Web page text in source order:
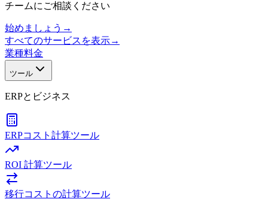
チームにご相談ください
始めましょう →
すべてのサービスを表示→
業種料金
ツール
ERPとビジネス
ERPコスト計算ツール
ROI 計算ツール
移行コストの計算ツール